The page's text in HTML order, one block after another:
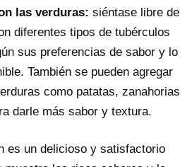
las verduras: siéntase libre de
diferentes tipos de tubérculos
sus preferencias de sabor y lo
También se pueden agregar
como patatas, zanahorias
darle más sabor y textura.
es un delicioso y satisfactorio